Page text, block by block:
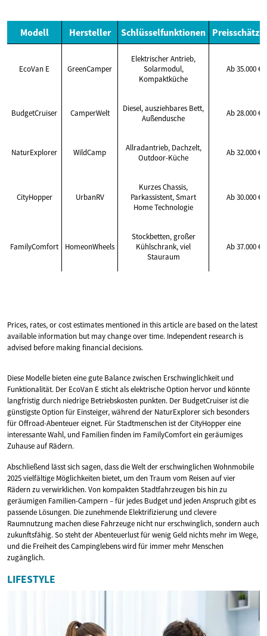
Modell Hersteller Schlüsselfunktionen
EcoVan E GreenCamper
Elektrischer Antrieb,
Solarmodul,
Kompaktküche
Ab 35.000 €
BudgetCruiser CamperWelt
Diesel, ausziehbares Bett,
Außendusche
Ab 28.000 €
NaturExplorer WildCamp
Allradantrieb, Dachzelt,
Outdoor-Küche
Ab 32.000 €
CityHopper UrbanRV
Kurzes Chassis,
Parkassistent, Smart
Home Technologie
Ab 30.000 €
FamilyComfort HomeonWheels
Stockbetten, großer
Kühlschrank, viel
Stauraum
Ab 37.000 €
Prices, rates, or cost estimates mentioned in this article are based on the latest
available information but may change over time. Independent research is
advised before making financial decisions.
Diese Modelle bieten eine gute Balance zwischen Erschwinglichkeit und
Funktionalität. Der EcoVan E sticht als elektrische Option hervor und könnte
langfristig durch niedrige Betriebskosten punkten. Der BudgetCruiser ist die
günstigste Option für Einsteiger, während der NaturExplorer sich besonders
für Offroad-Abenteuer eignet. Für Stadtmenschen ist der CityHopper eine
interessante Wahl, und Familien finden im FamilyComfort ein geräumiges
Zuhause auf Rädern.
Abschließend lässt sich sagen, dass die Welt der erschwinglichen Wohnmobile
2025 vielfältige Möglichkeiten bietet, um den Traum vom Reisen auf vier
Rädern zu verwirklichen. Von kompakten Stadtfahrzeugen bis hin zu
geräumigen Familien-Campern – für jedes Budget und jeden Anspruch gibt es
passende Lösungen. Die zunehmende Elektrifizierung und clevere
Raumnutzung machen diese Fahrzeuge nicht nur erschwinglich, sondern auch
zukunftsfähig. So steht der Abenteuerlust für wenig Geld nichts mehr im Wege,
und die Freiheit des Campinglebens wird für immer mehr Menschen
zugänglich.
LIFESTYLE